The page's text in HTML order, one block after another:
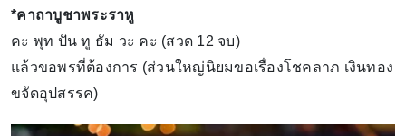
*คาถาบูชาพระราหู
คะ พุท ปัน ทู ธัม วะ คะ (สวด 12 จบ)
แล้วขอพรที่ต้องการ (ส่วนใหญ่นิยมขอเรื่องโชคลาภ เงินทอง
ขจัดอุปสรรค)